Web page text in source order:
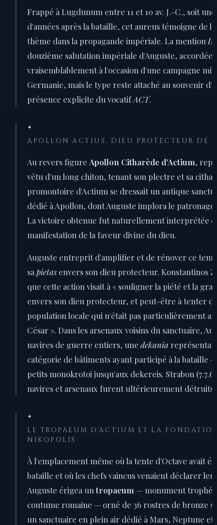
Frappé à Lugdunum entre 11 et 10 av. J.-C., soit
d'années après la bataille, cet aureus témoigne de
thème dans la propagande impériale. La mention
douzième salutation impériale d'Auguste, accordée
vraisemblablement à l'occasion d'une campagne
Germanie, mais le type reste attaché au souvenir
présence explicite du vocatifACT.
✦
APOLLON ACTIUS, DIEU PROTECTEUR DE
Au revers figure Apollon Citharède d'Actium,
vêtu d'un long chiton, tenant son plectre et sa
promontoire d'Actium se dressait un antique
dédié à Apollon, dont Auguste implora le patronage
La victoire obtenue fut naturellement interprétée
manifestation de la faveur divine du dieu.
Auguste entreprit d'amplifier et de rénover ce
sa pietas envers son dieu protecteur. Konstantinos
que cette action visait à « souligner la piété et la
envers son dieu protecteur, et peut-être à tenter
population locale qui n'était pas particulièrement
César ». Dans les arsenaux voisins du sanctuaire,
navires de guerre entiers, une dekania
catégorie de bâtiments ayant participé à la bataille
petits monokrotoi jusqu'aux dekereis. Strabon
navires et arsenaux furent ultérieurement détruits
✦
LE TROPAEUM D'ACTIUM ET LA
NIKOPOLIS
À l'emplacement même où la tente d'Octave avait
bataille et où les chefs vaincus venaient déclarer
Auguste érigea untropaeum — monument
coutume romaine — orné de 36 rostres de bronze
un sanctuaire en plein air dédié à Mars, Neptune et